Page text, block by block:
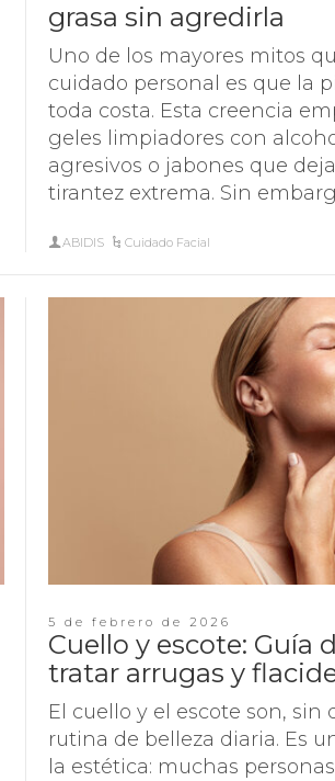
SPECIFIC
ABIDIS RESCUE
SUN PROTECT
grasa sin agredirla
Uno de los mayores mitos
cuidado personal es que la
toda costa. Esta creencia
geles limpiadores con
agresivos o jabones que
tirantez extrema. Sin
ABIDIS Cuidado Facial
5 de febrero de 2026
Cuello y escote: Guía
tratar arrugas y
El cuello y el escote son, sin
rutina de belleza diaria. Es
la estética: muchas